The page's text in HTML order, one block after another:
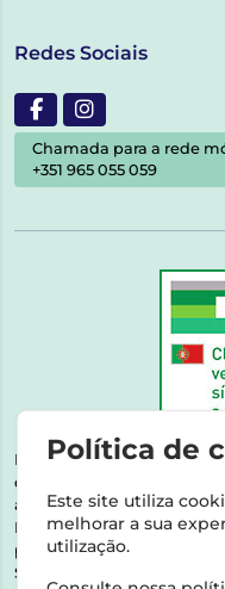
Redes Sociais
Chamada para a rede
+351 965 055 059
Esta farmácia encontra-se
dispensa de
através da internet.
MSRM, MNSRM, MSRMV
podem ser entregues nos
Sesimbra, Oeiras e Lisboa.
Política de
Este site utiliza
melhorar a sua
utilização.